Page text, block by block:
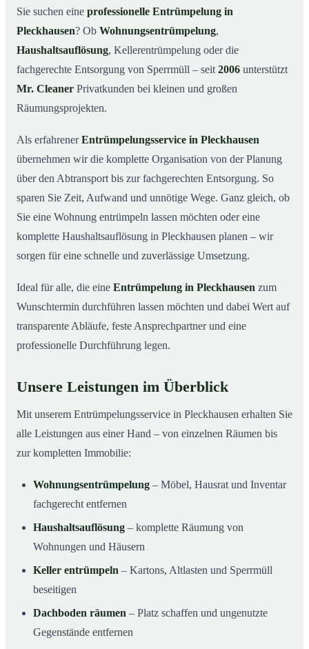
03Was kostet eine Entrümpelung in Pleckhausen?
04Warum Mr. Cleaner in Pleckhausen?
05Typische Anlässe für eine Entrümpelung
Jetzt Angebot einholen
Profis
Sie suchen eine professionelle Entrümpelung in
Pleckhausen? Ob Wohnungsentrümpelung,
Haushaltsauflösung, Kellerentrümpelung oder die
fachgerechte Entsorgung von Sperrmüll – seit 2006 unterstützt
Mr. Cleaner Privatkunden bei kleinen und großen
Räumungsprojekten.
Als erfahrenerEntrümpelungsservice in Pleckhausen
übernehmen wir die komplette Organisation von der Planung
über den Abtransport bis zur fachgerechten Entsorgung. So
sparen Sie Zeit, Aufwand und unnötige Wege. Ganz gleich, ob
Sie eine Wohnung entrümpeln lassen möchten oder eine
komplette Haushaltsauflösung in Pleckhausen planen – wir
sorgen für eine schnelle und zuverlässige Umsetzung.
Ideal für alle, die eine Entrümpelung in Pleckhausen zum
Wunschtermin durchführen lassen möchten und dabei Wert auf
transparente Abläufe, feste Ansprechpartner und eine
professionelle Durchführung legen.
Unsere Leistungen im Überblick
Mit unserem Entrümpelungsservice in Pleckhausen erhalten Sie
alle Leistungen aus einer Hand – von einzelnen Räumen bis
zur kompletten Immobilie:
Wohnungsentrümpelung – Möbel, Hausrat und Inventar
fachgerecht entfernen
Haushaltsauflösung – komplette Räumung von
Wohnungen und Häusern
Keller entrümpeln – Kartons, Altlasten und Sperrmüll
beseitigen
Dachboden räumen – Platz schaffen und ungenutzte
Gegenstände entfernen